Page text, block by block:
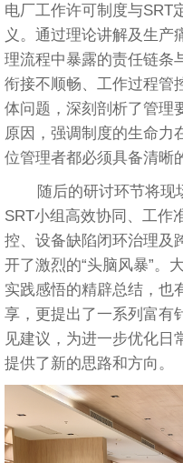
电厂工作许可制度与SRT
义。通过理论讲解及生产
理流程中暴露的责任链条
衔接不顺畅、工作过程管
体问题，深刻剖析了管理
原因，强调制度的生命力
位管理者都必须具备清晰
随后的研讨环节将现
SRT小组高效协同、工作
控、设备缺陷闭环治理及
开了激烈的“头脑风暴”。
实践感悟的精辟总结，也
享，更提出了一系列富有
见建议，为进一步优化日
提供了新的思路和方向。